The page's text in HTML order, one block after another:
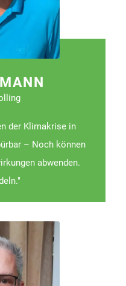
der Klimakrise in
– Noch können
abwenden.